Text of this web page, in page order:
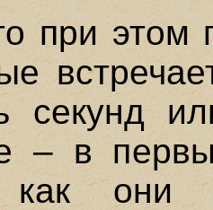
при этом
секунд
– в
как они